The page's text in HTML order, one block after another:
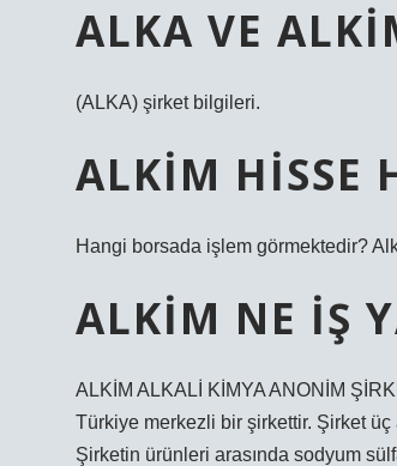
ALKA VE
(ALKA) şirket bilgileri.
ALKIM HISSE
Hangi borsada işlem görmektedir?
ALKIM NE IŞ
ALKİM ALKALİ KİMYA ANONİM
Türkiye merkezli bir şirkettir. Şirket
Şirketin ürünleri arasında sodyum